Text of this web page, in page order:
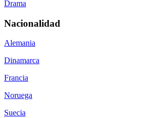
Drama
Nacionalidad
Alemania
Dinamarca
Francia
Noruega
Suecia